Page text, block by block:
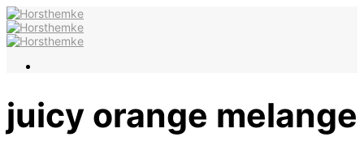
juicy orange melange